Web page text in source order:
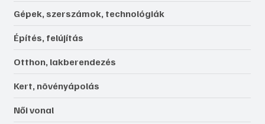
Gépek, szerszámok, technológiák
Építés, felújítás
Otthon, lakberendezés
Kert, növényápolás
Női vonal